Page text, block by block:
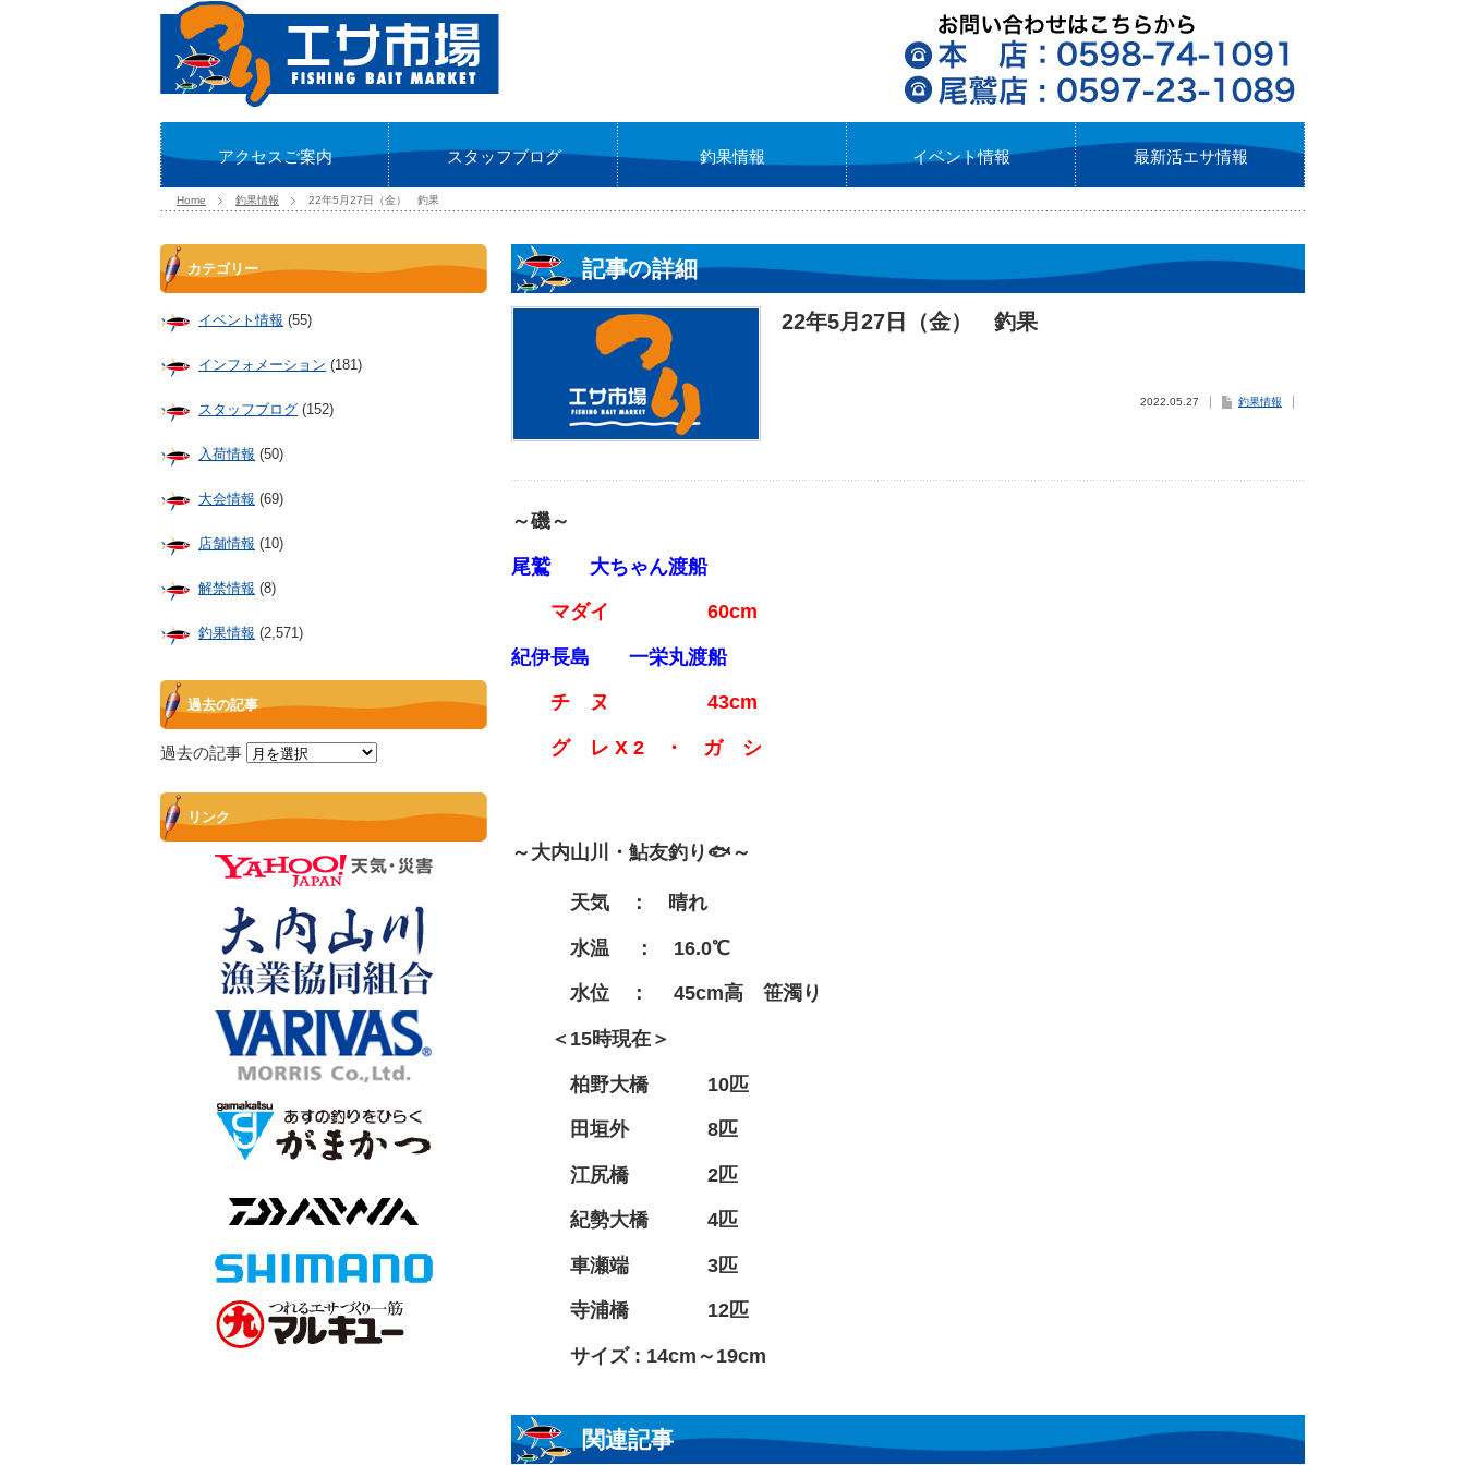
アクセスご案内 スタッフブログ 釣果情報 イベント情報 最新活エサ情報
Home 釣果情報 22年5月27日（金） 釣果
記事の詳細
22年5月27日（金） 釣果
2022.05.27 釣果情報
～磯～
尾鷲 大ちゃん渡船
マダイ 60cm
紀伊長島 一栄丸渡船
チ ヌ 43cm
グ レ X 2 ・ ガ シ
～大内山川・鮎友釣り🐟～
天気 ： 晴れ
水温 ： 16.0℃
水位 ： 45cm高 笹濁り
＜15時現在＞
柏野大橋 10匹
田垣外 8匹
江尻橋 2匹
紀勢大橋 4匹
車瀬端 3匹
寺浦橋 12匹
サイズ : 14cm～19cm
関連記事
カテゴリー
イベント情報 (55)
インフォメーション (181)
スタッフブログ (152)
入荷情報 (50)
大会情報 (69)
店舗情報 (10)
解禁情報 (8)
釣果情報 (2,571)
過去の記事
過去の記事
リンク